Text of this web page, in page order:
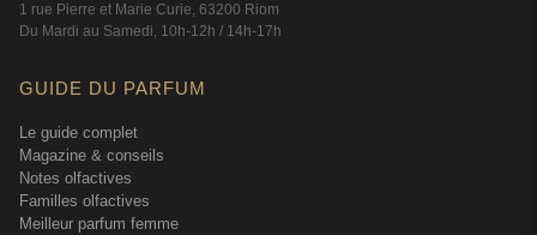
1 rue Pierre et Marie Curie, 63200 Riom
Du Mardi au Samedi, 10h-12h / 14h-17h
GUIDE DU PARFUM
Le guide complet
Magazine & conseils
Notes olfactives
Familles olfactives
Meilleur parfum femme